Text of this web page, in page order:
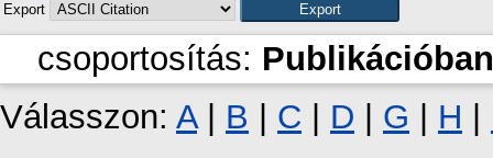
Export
csoportosítás:
Válasszon: A| B C D G H